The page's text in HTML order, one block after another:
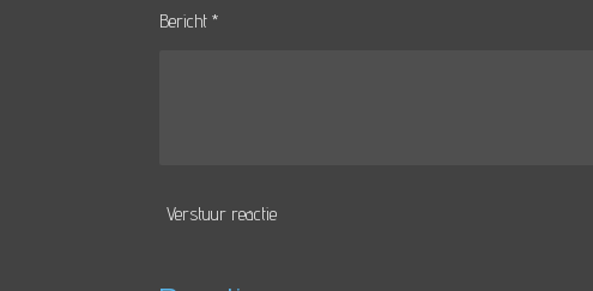
Bericht *
Verstuur reactie